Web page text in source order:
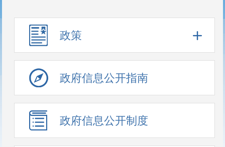
政策
政府信息公开指南
政府信息公开制度